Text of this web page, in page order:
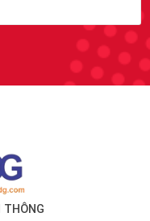
THÔNG